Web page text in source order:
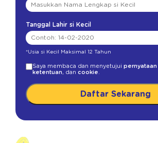
Tanggal Lahir si Kecil
*Usia si Kecil Maksimal 12 Tahun
Saya membaca dan menyetujui pernyataan
ketentuan, dan cookie
Daftar Sekarang